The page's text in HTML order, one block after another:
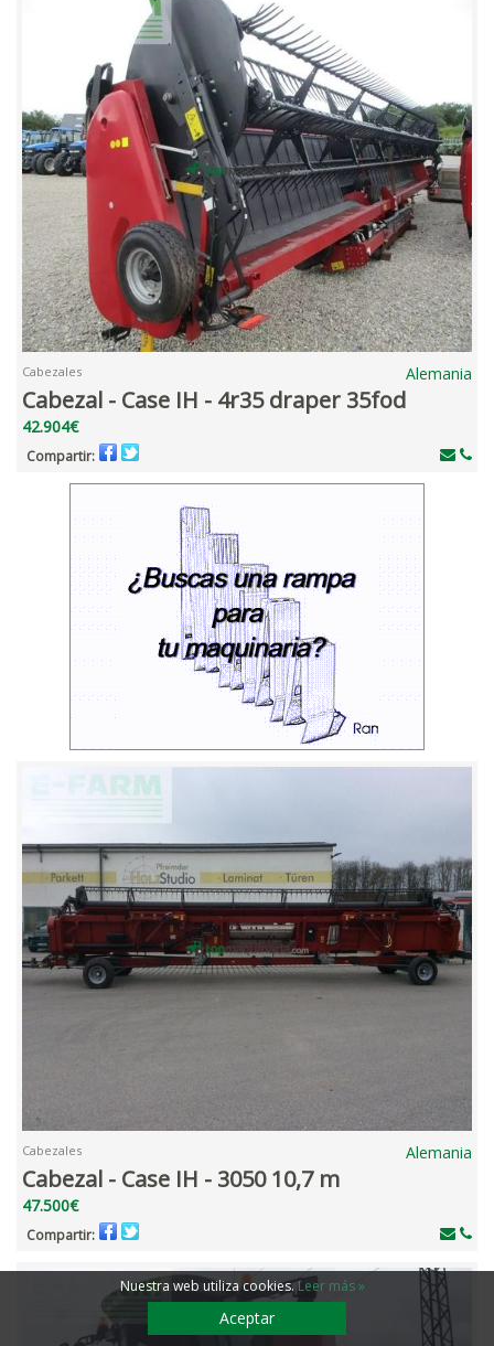
Cabezales Alemania
Cabezal - Case IH - 4r35 draper 35fod
42.904€
Compartir:
Cabezales Alemania
Cabezal - Case IH - 3050 10,7 m
47.500€
Compartir:
Nuestra web utiliza cookies.Leer más »
Aceptar